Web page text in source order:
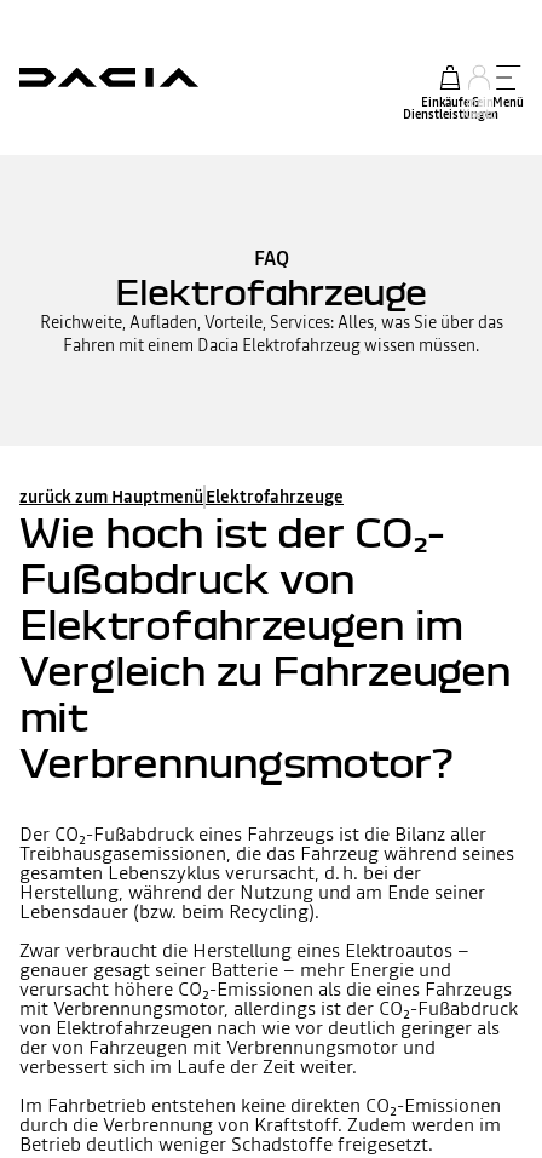
Einkäufe &
Dienstleistungen
mein
Konto
Menü
FAQ
Elektrofahrzeuge
Reichweite, Aufladen, Vorteile, Services: Alles, was Sie über das
Fahren mit einem Dacia Elektrofahrzeug wissen müssen.
zurück zum Hauptmenü Elektrofahrzeuge
Wie hoch ist der CO₂-
Fußabdruck von
Elektrofahrzeugen im
Vergleich zu Fahrzeugen
mit
Verbrennungsmotor?
Der CO₂-Fußabdruck eines Fahrzeugs ist die Bilanz aller
Treibhausgasemissionen, die das Fahrzeug während seines
gesamten Lebenszyklus verursacht, d. h. bei der
Herstellung, während der Nutzung und am Ende seiner
Lebensdauer (bzw. beim Recycling).
Zwar verbraucht die Herstellung eines Elektroautos –
genauer gesagt seiner Batterie – mehr Energie und
verursacht höhere CO₂-Emissionen als die eines Fahrzeugs
mit Verbrennungsmotor, allerdings ist der CO₂-Fußabdruck
von Elektrofahrzeugen nach wie vor deutlich geringer als
der von Fahrzeugen mit Verbrennungsmotor und
verbessert sich im Laufe der Zeit weiter.
Im Fahrbetrieb entstehen keine direkten CO₂-Emissionen
durch die Verbrennung von Kraftstoff. Zudem werden im
Betrieb deutlich weniger Schadstoffe freigesetzt.